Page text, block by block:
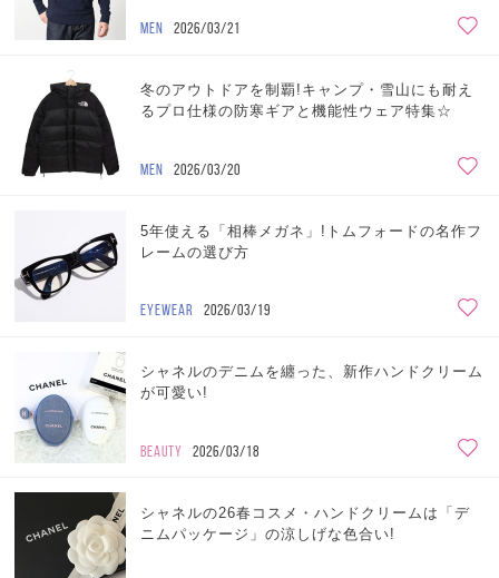
MEN 2026/03/21
冬のアウトドアを制覇!キャンプ・雪山にも耐え
るプロ仕様の防寒ギアと機能性ウェア特集☆
MEN 2026/03/20
5年使える「相棒メガネ」!トムフォードの名作フ
レームの選び方
EYEWEAR 2026/03/19
シャネルのデニムを纏った、新作ハンドクリーム
が可愛い!
BEAUTY 2026/03/18
シャネルの26春コスメ・ハンドクリームは「デ
ニムパッケージ」の涼しげな色合い!